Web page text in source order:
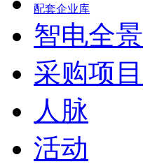
配套企业库
智电全景
采购项目
人脉
活动